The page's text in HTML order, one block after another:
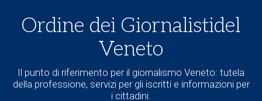
Ordine dei Giornalistidel
Veneto
Il punto di riferimento per il giornalismo Veneto: tutela
della professione, servizi per gli iscritti e informazioni per
i cittadini.